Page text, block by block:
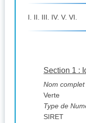
I. II. III. IV. V. VI.
Section 1 :
Nom
Verte
Type de
SIRET